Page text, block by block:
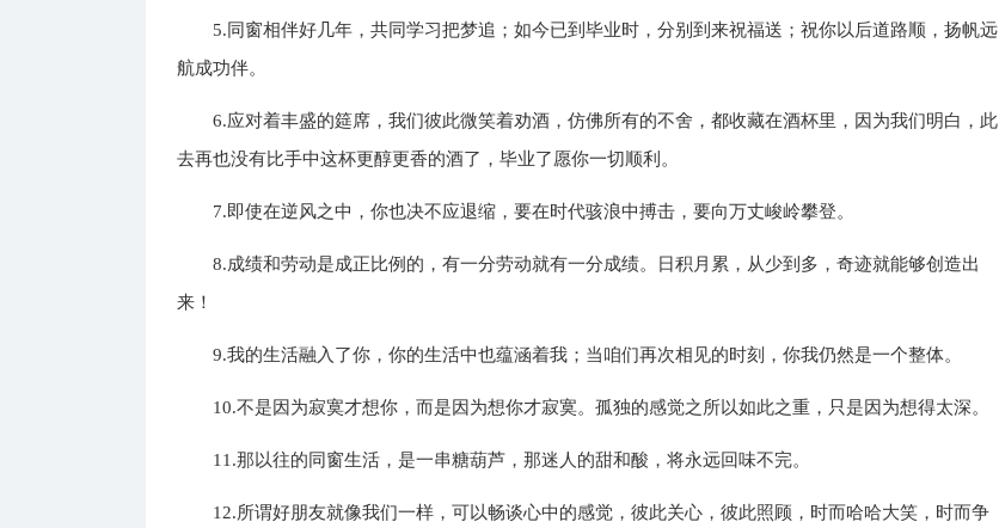
5.同窗相伴好几年，共同学习把梦追；如今已到毕业时，分别到来祝福送；祝你以后道路顺，扬帆远
航成功伴。
6.应对着丰盛的筵席，我们彼此微笑着劝酒，仿佛所有的不舍，都收藏在酒杯里，因为我们明白，此
去再也没有比手中这杯更醇更香的酒了，毕业了愿你一切顺利。
7.即使在逆风之中，你也决不应退缩，要在时代骇浪中搏击，要向万丈峻岭攀登。
8.成绩和劳动是成正比例的，有一分劳动就有一分成绩。日积月累，从少到多，奇迹就能够创造出
来！
9.我的生活融入了你，你的生活中也蕴涵着我；当咱们再次相见的时刻，你我仍然是一个整体。
10.不是因为寂寞才想你，而是因为想你才寂寞。孤独的感觉之所以如此之重，只是因为想得太深。
11.那以往的同窗生活，是一串糖葫芦，那迷人的甜和酸，将永远回味不完。
12.所谓好朋友就像我们一样，可以畅谈心中的感觉，彼此关心，彼此照顾，时而哈哈大笑，时而争